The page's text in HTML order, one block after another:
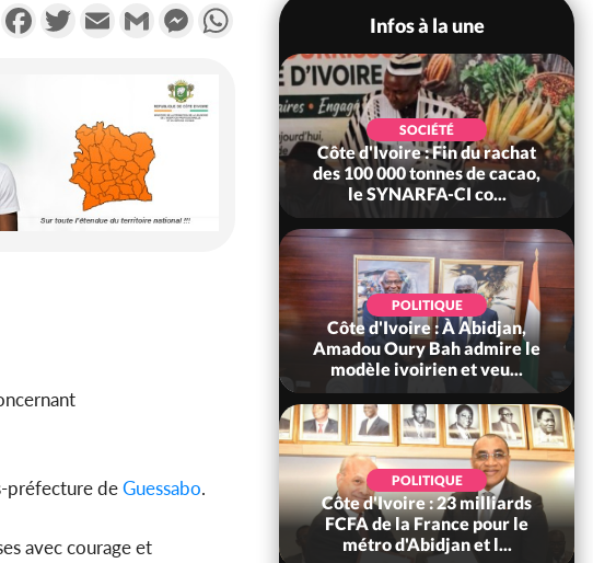
PartagerFacebookTwitterEmail Gmail MessengerWhatsApp
préfecture deGuessabo.
avec courage et
Infos à la une
POLITIQUE
Côte d'Ivoire : Fête nationale,
Alassane Ouattara accorde
la grâce à 4 661...
POLITIQUE
Côte d'Ivoire : Décrispation ?
conseiller de Soro a recou...
SOCIÉTÉ
Côte d'Ivoire : Fin du rachat
des 100 000 tonnes de cacao,
le SYNARFA-CI co...
POLITIQUE
Côte d'Ivoire : À Abidjan,
Amadou Oury Bah admire le
modèle ivoirien et veu...
POLITIQUE
Côte d'Ivoire : 23 milliards
FCFA de la France pour le
métro d'Abidjan et l...